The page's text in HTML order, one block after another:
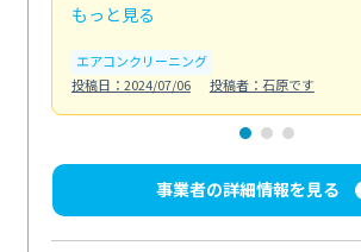
もっと見る
エアコンクリーニング
投稿日：2024/07/06
投稿者：石原です
事業者の詳細情報を見る